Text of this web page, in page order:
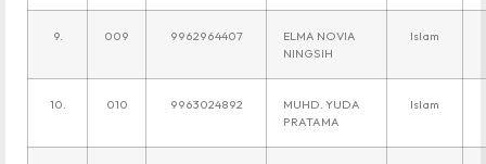
9. 009 9962964407
ELMA NOVIA
NINGSIH
Islam
10. 010 9963024892
MUHD. YUDA
PRATAMA
Islam